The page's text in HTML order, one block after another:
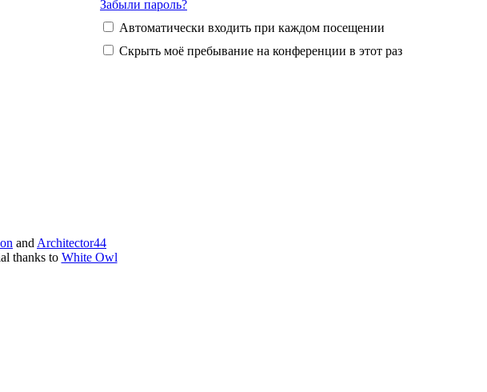
Забыли пароль?
Автоматически входить при каждом посещении
Скрыть моё пребывание на конференции в этот раз
and Architector44
thanks to White Owl